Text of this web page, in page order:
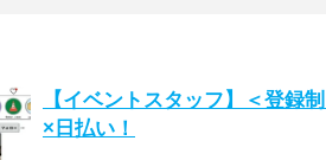
【イベントスタッフ】＜登録
×日払い！